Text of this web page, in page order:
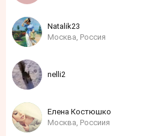
Natalik23
Москва, Россия
nelli2
Елена Костюшко
Москва, Россиия